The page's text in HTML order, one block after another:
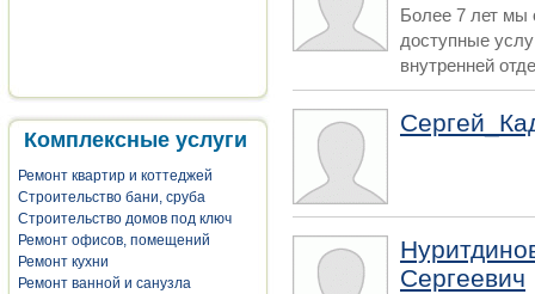
Комплексные услуги
Ремонт квартир и коттеджей
Строительство бани, сруба
Строительство домов под ключ
Ремонт офисов, помещений
Ремонт кухни
Ремонт ванной и санузла
Более 7 лет мы
доступные
внутренней
Сергеевич